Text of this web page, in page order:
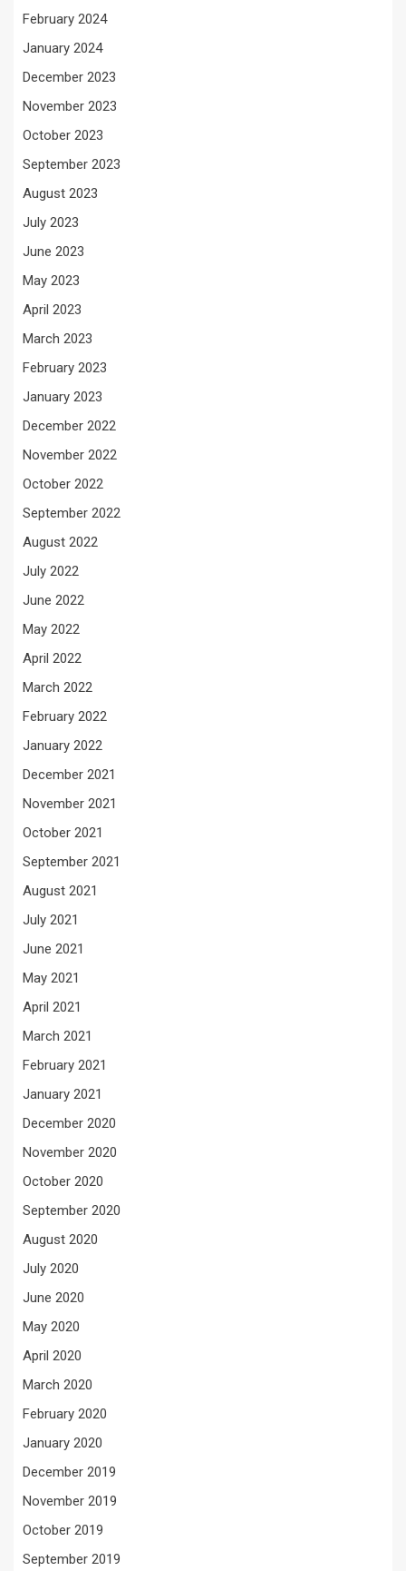
February 2024
January 2024
December 2023
November 2023
October 2023
September 2023
August 2023
July 2023
June 2023
May 2023
April 2023
March 2023
February 2023
January 2023
December 2022
November 2022
October 2022
September 2022
August 2022
July 2022
June 2022
May 2022
April 2022
March 2022
February 2022
January 2022
December 2021
November 2021
October 2021
September 2021
August 2021
July 2021
June 2021
May 2021
April 2021
March 2021
February 2021
January 2021
December 2020
November 2020
October 2020
September 2020
August 2020
July 2020
June 2020
May 2020
April 2020
March 2020
February 2020
January 2020
December 2019
November 2019
October 2019
September 2019